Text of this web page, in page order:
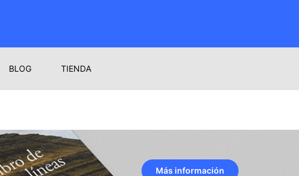
BLOG TIENDA
Más información